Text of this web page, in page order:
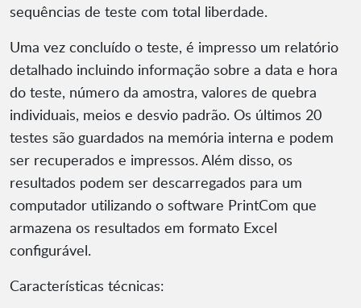
sequências de teste com total liberdade.
Uma vez concluído o teste, é impresso um relatório
detalhado incluindo informação sobre a data e hora
do teste, número da amostra, valores de quebra
individuais, meios e desvio padrão. Os últimos 20
testes são guardados na memória interna e podem
ser recuperados e impressos. Além disso, os
resultados podem ser descarregados para um
computador utilizando o software PrintCom que
armazena os resultados em formato Excel
configurável.
Características técnicas: